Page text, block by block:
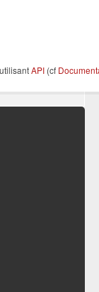
API (cf